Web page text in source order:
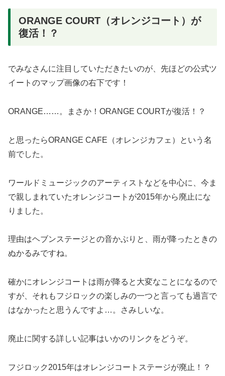
ORANGE COURT（オレンジコート）が
復活！？
でみなさんに注目していただきたいのが、先ほどの公式ツ
イートのマップ画像の右下です！
ORANGE……。まさか！ORANGE COURTが復活！？
と思ったらORANGE CAFE（オレンジカフェ）という名
前でした。
ワールドミュージックのアーティストなどを中心に、今ま
で親しまれていたオレンジコートが2015年から廃止にな
りました。
理由はヘブンステージとの音かぶりと、雨が降ったときの
ぬかるみですね。
確かにオレンジコートは雨が降ると大変なことになるので
すが、それもフジロックの楽しみの一つと言っても過言で
はなかったと思うんですよ…。さみしいな。
廃止に関する詳しい記事はいかのリンクをどうぞ。
フジロック2015年はオレンジコートステージが廃止！？